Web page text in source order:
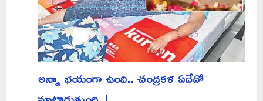
అన్నా భయంగా ఉంది.. చంద్రకళ ఏదేదో